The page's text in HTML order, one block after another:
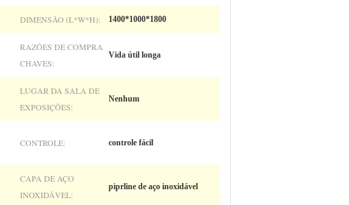
DIMENSÃO (L*W*H): 1400*1000*1800
RAZÕES DE COMPRA
CHAVES:
Vida útil longa
LUGAR DA SALA DE
EXPOSIÇÕES:
Nenhum
CONTROLE: controle fácil
CAPA DE AÇO
INOXIDÁVEL:
piprline de aço inoxidável